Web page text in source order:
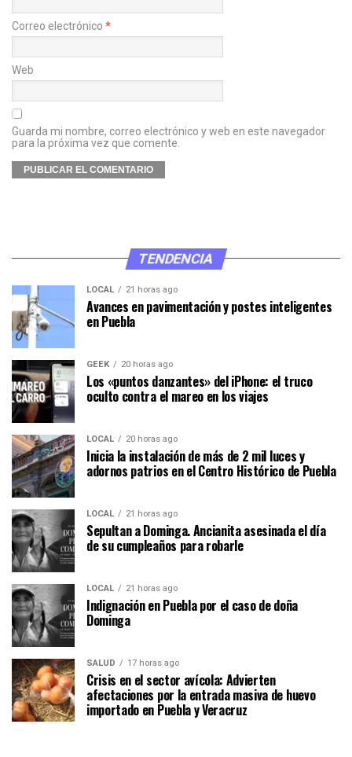
Correo electrónico *
Web
Guarda mi nombre, correo electrónico y web en este navegador
para la próxima vez que comente.
TENDENCIA
LOCAL 21 horas ago
Avances en pavimentación y postes inteligentes
en Puebla
GEEK 20 horas ago
Los «puntos danzantes» del iPhone: el truco
oculto contra el mareo en los viajes
LOCAL 20 horas ago
Inicia la instalación de más de 2 mil luces y
adornos patrios en el Centro Histórico de Puebla
LOCAL 21 horas ago
Sepultan a Dominga. Ancianita asesinada el día
de su cumpleaños para robarle
LOCAL 21 horas ago
Indignación en Puebla por el caso de doña
Dominga
SALUD 17 horas ago
Crisis en el sector avícola: Advierten
afectaciones por la entrada masiva de huevo
importado en Puebla y Veracruz